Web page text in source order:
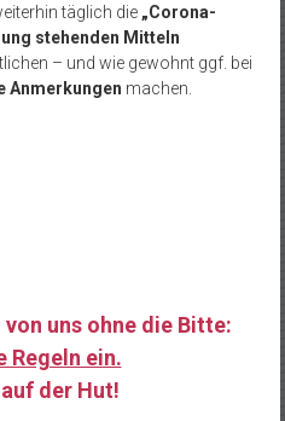
täglich die „Corona-
stehenden Mitteln
– und wie gewohnt ggf. bei
Anmerkungen machen.
uns ohne die Bitte:
Regeln ein.
der Hut!